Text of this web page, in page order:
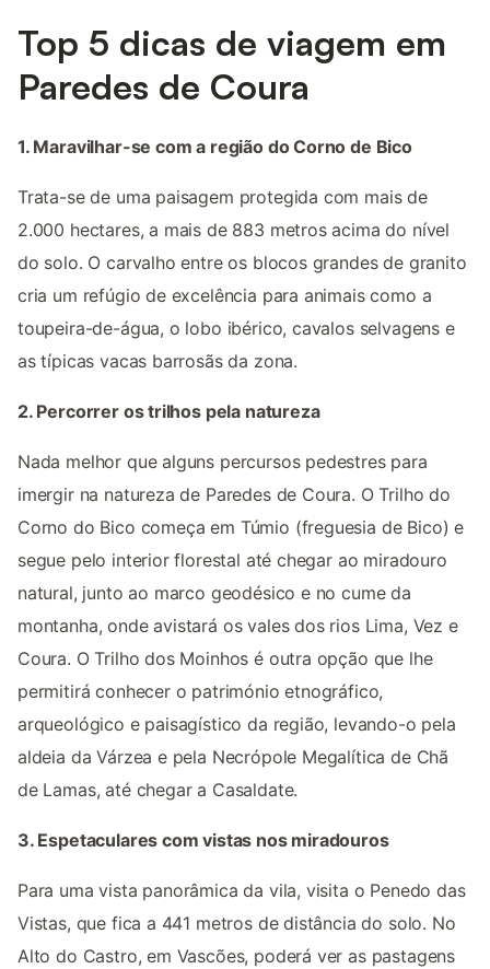
Top 5 dicas de viagem em
Paredes de Coura
1. Maravilhar-se com a região do Corno de Bico
Trata-se de uma paisagem protegida com mais de
2.000 hectares, a mais de 883 metros acima do nível
do solo. O carvalho entre os blocos grandes de granito
cria um refúgio de excelência para animais como a
toupeira-de-água, o lobo ibérico, cavalos selvagens e
as típicas vacas barrosãs da zona.
2. Percorrer os trilhos pela natureza
Nada melhor que alguns percursos pedestres para
imergir na natureza de Paredes de Coura. O Trilho do
Corno do Bico começa em Túmio (freguesia de Bico) e
segue pelo interior florestal até chegar ao miradouro
natural, junto ao marco geodésico e no cume da
montanha, onde avistará os vales dos rios Lima, Vez e
Coura. O Trilho dos Moinhos é outra opção que lhe
permitirá conhecer o património etnográfico,
arqueológico e paisagístico da região, levando-o pela
aldeia da Várzea e pela Necrópole Megalítica de Chã
de Lamas, até chegar a Casaldate.
3. Espetaculares com vistas nos miradouros
Para uma vista panorâmica da vila, visita o Penedo das
Vistas, que fica a 441 metros de distância do solo. No
Alto do Castro, em Vascões, poderá ver as pastagens